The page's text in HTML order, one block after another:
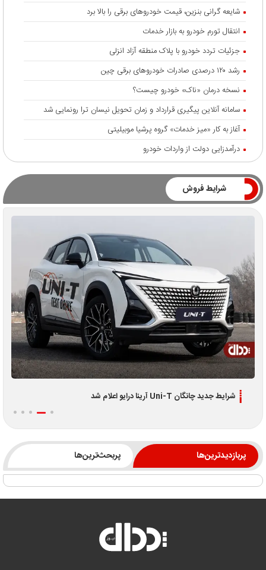
شایعه گرانی بنزین، قیمت خودروهای برقی را بالا برد
انتقال تورم خودرو به بازار خدمات
جزئیات تردد خودرو با پلاک منطقه آزاد انزلی
رشد ۱۲۰ درصدی صادرات خودروهای برقی چین
نسخه درمان «ناک» خودرو چیست؟
سامانه آنلاین پیگیری قرارداد‌ و زمان تحویل نیسان ترا رونمایی شد
آغاز به کار «میز خدمات» گروه پرشیا موبیلیتی
درآمدزایی دولت از واردات خودرو
شرایط فروش
شرایط جدید چانگان Uni-T آرینا درایو اعلام شد
پربازدیدترین‌ها پربحث‌ترین‌ها